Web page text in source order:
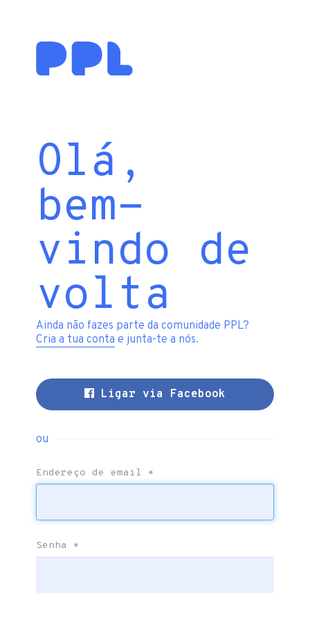
Olá,
bem-
vindo de
volta
Ainda não fazes parte da comunidade PPL?
Cria a tua conta e junta-te a nós.
Ligar via Facebook
ou
Endereço de email *
Senha *